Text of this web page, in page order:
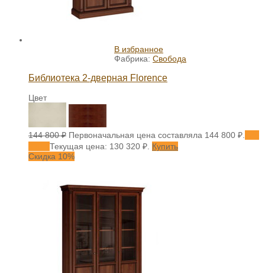
В избранное
Фабрика: Свобода
Библиотека 2-дверная Florence
Цвет
144 800₽ Первоначальная цена составляла 144 800 ₽.
Текущая цена: 130 320 ₽. Купить
Скидка 10%